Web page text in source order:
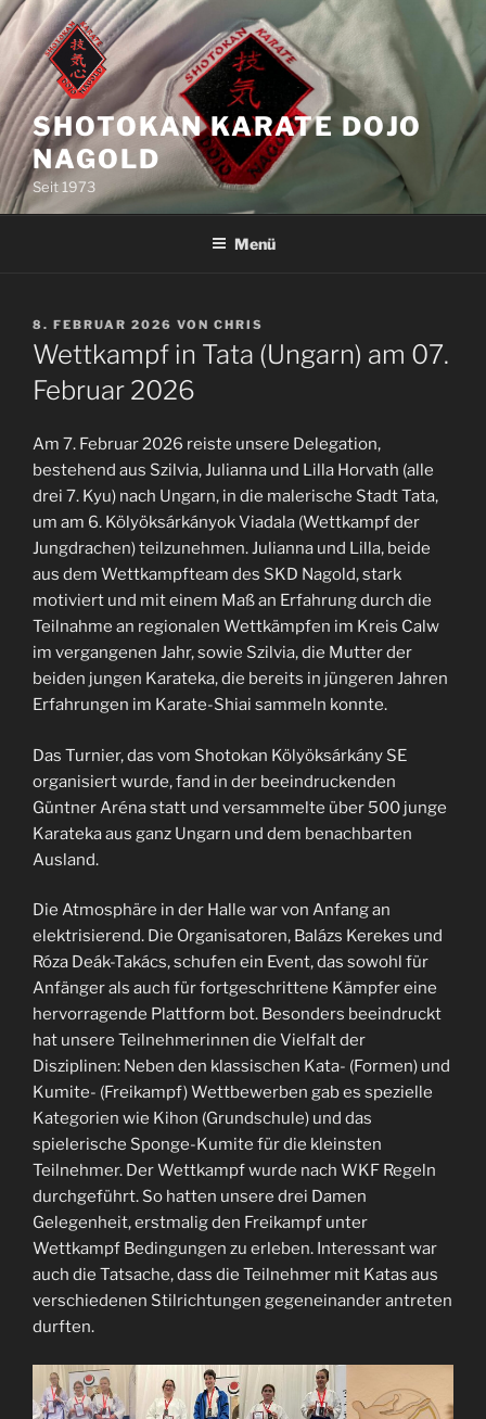
Zum
Inhalt
springen
SHOTOKAN KARATE DOJO
NAGOLD
Seit 1973
Menü
VERÖFFENTLICHT
AM
8. FEBRUAR 2026 VON CHRIS
Wettkampf in Tata (Ungarn) am 07.
Februar 2026
Am 7. Februar 2026 reiste unsere Delegation,
bestehend aus Szilvia, Julianna und Lilla Horvath (alle
drei 7. Kyu) nach Ungarn, in die malerische Stadt Tata,
um am 6. Kölyöksárkányok Viadala (Wettkampf der
Jungdrachen) teilzunehmen. Julianna und Lilla, beide
aus dem Wettkampfteam des SKD Nagold, stark
motiviert und mit einem Maß an Erfahrung durch die
Teilnahme an regionalen Wettkämpfen im Kreis Calw
im vergangenen Jahr, sowie Szilvia, die Mutter der
beiden jungen Karateka, die bereits in jüngeren Jahren
Erfahrungen im Karate-Shiai sammeln konnte.
Das Turnier, das vom Shotokan Kölyöksárkány SE
organisiert wurde, fand in der beeindruckenden
Güntner Aréna statt und versammelte über 500 junge
Karateka aus ganz Ungarn und dem benachbarten
Ausland.
Die Atmosphäre in der Halle war von Anfang an
elektrisierend. Die Organisatoren, Balázs Kerekes und
Róza Deák-Takács, schufen ein Event, das sowohl für
Anfänger als auch für fortgeschrittene Kämpfer eine
hervorragende Plattform bot. Besonders beeindruckt
hat unsere Teilnehmerinnen die Vielfalt der
Disziplinen: Neben den klassischen Kata- (Formen) und
Kumite- (Freikampf) Wettbewerben gab es spezielle
Kategorien wie Kihon (Grundschule) und das
spielerische Sponge-Kumite für die kleinsten
Teilnehmer. Der Wettkampf wurde nach WKF Regeln
durchgeführt. So hatten unsere drei Damen
Gelegenheit, erstmalig den Freikampf unter
Wettkampf Bedingungen zu erleben. Interessant war
auch die Tatsache, dass die Teilnehmer mit Katas aus
verschiedenen Stilrichtungen gegeneinander antreten
durften.